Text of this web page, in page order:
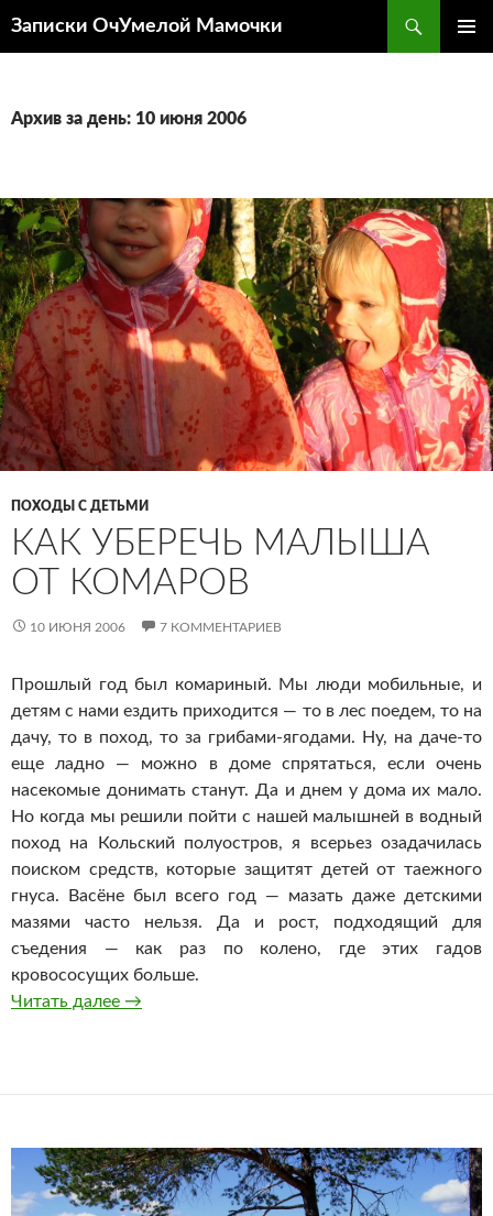
Записки ОчУмелой Мамочки
Архив за день: 10 июня 2006
ПОХОДЫ С ДЕТЬМИ
КАК УБЕРЕЧЬ МАЛЫША
ОТ КОМАРОВ
10 ИЮНЯ 2006 7 КОММЕНТАРИЕВ
Прошлый год был комариный. Мы люди мобильные, и
детям с нами ездить приходится — то в лес поедем, то на
дачу, то в поход, то за грибами-ягодами. Ну, на даче-то
еще ладно — можно в доме спрятаться, если очень
насекомые донимать станут. Да и днем у дома их мало.
Но когда мы решили пойти с нашей малышней в водный
поход на Кольский полуостров, я всерьез озадачилась
поиском средств, которые защитят детей от таежного
гнуса. Васёне был всего год — мазать даже детскими
мазями часто нельзя. Да и рост, подходящий для
съедения — как раз по колено, где этих гадов
кровососущих больше.
Читать далее Как уберечь малыша от комаров
→